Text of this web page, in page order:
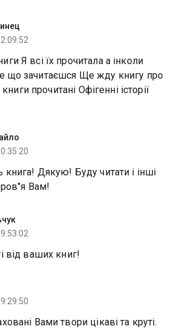
Я всі їх прочитала а інколи
що зачитаєшся Ще жду книгу про
прочитані Офігенні історії
Дякую! Буду читати і інші
Вам!
від ваших книг!
Вами твори цікаві та круті.